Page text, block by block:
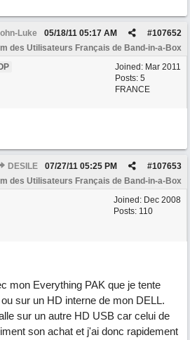
Luke #107652
05/18/11 05:17 AM
des Utilisateurs Français de Band-in-a-Box
Joined: Mar 2011
Posts: 5
FRANCE
DESILE #107653
07/27/11 05:25 PM
des Utilisateurs Français de Band-in-a-Box
Joined: Dec 2008
Posts: 110
mon Everything PAK que je tente
sur un HD interne de mon DELL.
sur un autre HD USB car celui de
son achat et j'ai donc rapidement